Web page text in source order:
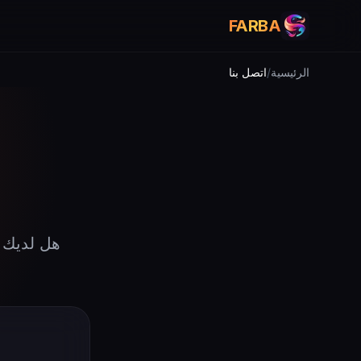
FARBA
الرئيسية/اتصل بنا
هل